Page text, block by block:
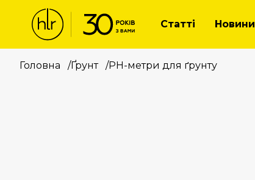
Статті Новини
Головна /Ґрунт /РН-метри для ґрунту